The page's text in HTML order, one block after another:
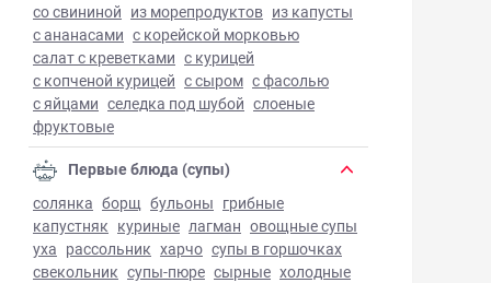
со свининой из морепродуктов из капусты
с ананасами с корейской морковью
салат с креветками с курицей
с копченой курицей с сыром с фасолью
с яйцами селедка под шубой слоеные
фруктовые
Первые блюда (супы)
солянка борщ бульоны грибные
капустняк куриные лагман овощные супы
уха рассольник харчо супы в горшочках
свекольник супы-пюре сырные холодные